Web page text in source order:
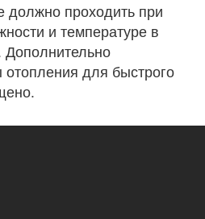
проходить при
и температуре в
Дополнительно
для быстрого